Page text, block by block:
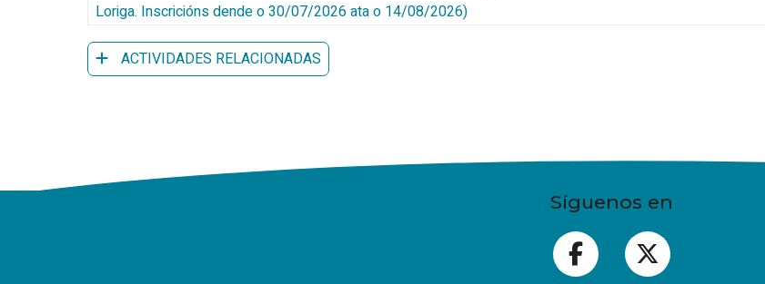
Loriga. Inscricións dende o 30/07/2026 ata o 14/08/2026)
ACTIVIDADES RELACIONADAS
Síguenos en